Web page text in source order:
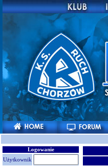
Logowanie
Użytkownik